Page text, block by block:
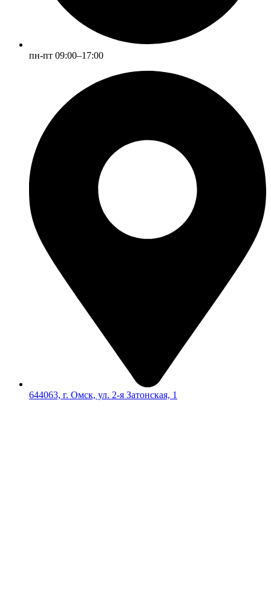
пн-пт 09:00–17:00
644063, г. Омск, ул. 2-я Затонская, 1